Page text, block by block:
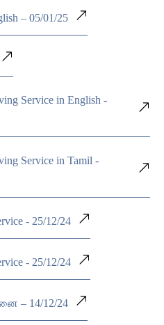
– 05/01/25
Service in English -
Service in Tamil -
- 25/12/24
- 25/12/24
– 14/12/24